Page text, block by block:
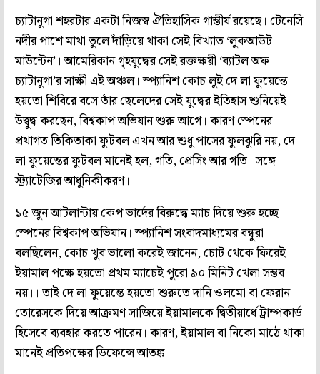
চ্যাটানুগা শহরটার একটা নিজস্ব ঐতিহাসিক গাম্ভীর্য রয়েছে। টেনেসি
নদীর পাশে মাথা তুলে দাঁড়িয়ে থাকা সেই বিখ্যাত ‘লুকআউট
মাউন্টেন’। আমেরিকান গৃহযুদ্ধের সেই রক্তক্ষয়ী ‘ব্যাটল অফ
চ্যাটানুগা’র সাক্ষী এই অঞ্চল। স্প্যানিশ কোচ লুই দে লা ফুয়েন্তে
হয়তো শিবিরে বসে তাঁর ছেলেদের সেই যুদ্ধের ইতিহাস শুনিয়েই
উদ্বুদ্ধ করছেন, বিশ্বকাপ অভিযান শুরু আগে। কারণ স্পেনের
প্রথাগত তিকিতাকা ফুটবল এখন আর শুধু পাসের ফুলঝুরি নয়, দে
লা ফুয়েন্তের ফুটবল মানেই হল, গতি, প্রেসিং আর গতি। সঙ্গে
স্ট্র্যাটেজির আধুনিকীকরণ।
১৫ জুন আটলান্টায় কেপ ভার্দের বিরুদ্ধে ম্যাচ দিয়ে শুরু হচ্ছে
স্পেনের বিশ্বকাপ অভিযান। স্প্যানিশ সংবাদমাধ্যমের বন্ধুরা
বলছিলেন, কোচ খুব ভালো করেই জানেন, চোট থেকে ফিরেই
ইয়ামাল পক্ষে হয়তো প্রথম ম্যাচেই পুরো ৯০ মিনিট খেলা সম্ভব
নয়।। তাই দে লা ফুয়েন্তে হয়তো শুরুতে দানি ওলমো বা ফেরান
তোরেসকে দিয়ে আক্রমণ সাজিয়ে ইয়ামালকে দ্বিতীয়ার্ধে ট্রাম্পকার্ড
হিসেবে ব্যবহার করতে পারেন। কারণ, ইয়ামাল বা নিকো মাঠে থাকা
মানেই প্রতিপক্ষের ডিফেন্সে আতঙ্ক।